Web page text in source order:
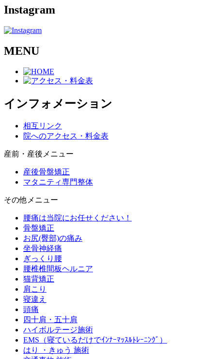
Instagram
MENU
インフォメーション
相互リンク
院へのアクセス・料金表
産前・産後メニュー
産後骨盤矯正
マタニティ専門整体
その他メニュー
腰痛は当院にお任せください！
骨盤矯正
お尻(臀部)の痛み
坐骨神経痛
ぎっくり腰
腰椎椎間板ヘルニア
猫背矯正
肩こり
寝違え
頭痛
四十肩・五十肩
ハイボルテージ施術
EMS（寝ているだけでｲﾝﾅｰﾏｯｽﾙﾄﾚｰﾆﾝｸﾞ）
はり ・きゅう 施術